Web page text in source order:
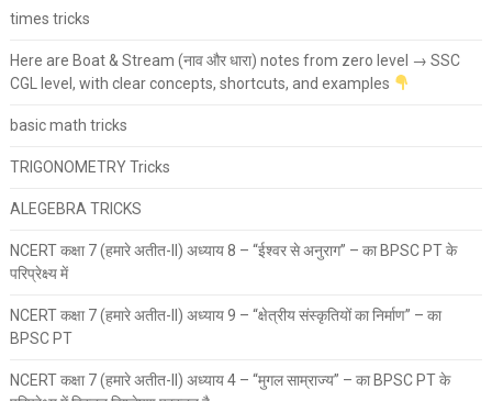
times tricks
Here are Boat & Stream (नाव और धारा) notes from zero level → SSC
CGL level, with clear concepts, shortcuts, and examples
basic math tricks
TRIGONOMETRY Tricks
ALEGEBRA TRICKS
NCERT कक्षा 7 (हमारे अतीत-II) अध्याय 8 – “ईश्वर से अनुराग” – का BPSC PT के
परिप्रेक्ष्य में
NCERT कक्षा 7 (हमारे अतीत-II) अध्याय 9 – “क्षेत्रीय संस्कृतियों का निर्माण” – का
BPSC PT
NCERT कक्षा 7 (हमारे अतीत-II) अध्याय 4 – “मुगल साम्राज्य” – का BPSC PT के